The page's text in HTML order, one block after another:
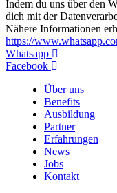
Indem du uns über den
dich mit der
Nähere Informationen
https://
Whatsapp
Facebook
Über uns
Benefits
Ausbildung
Partner
Erfahrungen
News
Jobs
Kontakt